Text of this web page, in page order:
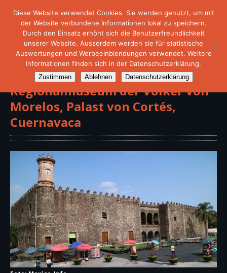
Regionalmuseum der Völker von
Morelos, Palast von Cortés,
Cuernavaca
Diese Website verwendet Cookies. Sie werden genutzt, um mit
der Website verbundene Informationen lokal zu speichern.
Durch den Einsatz erhöht sich die Benutzerfreundlichkeit
unserer Website. Ausserdem werden sie für statistische
Auswertungen und Werbeeinblendungen verwendet. Weitere
Informationen finden sich in der Datenschutzerklärung.
Zustimmen Ablehnen Datenschutzerklärung